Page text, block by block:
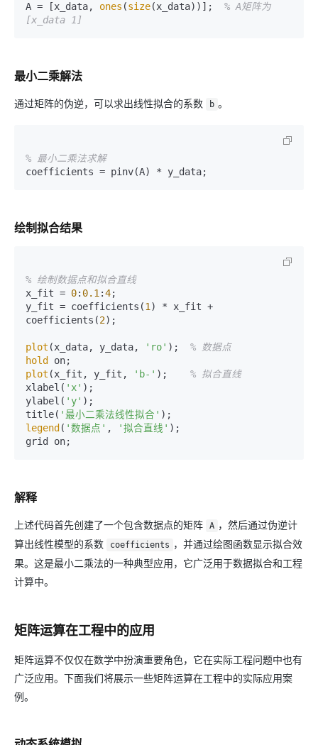
A = [x_data, ones (size(x_data))]; % A矩阵为
[x_data 1]
最小二乘解法
通过矩阵的伪逆，可以求出线性拟合的系数 b 。
% 最小二乘法求解
绘制拟合结果
% 绘制数据点和拟合直线
x_fit = 0: 0.1 :4;
y_fit = coefficients(1 ) * x_fit +
coefficients(2);
plot (x_data, y_data, 'ro' ); % 数据点
hold
plot (x_fit, y_fit, 'b-' ); % 拟合直线
xlabel( 'x' );
ylabel( 'y' );
title( '最小二乘法线性拟合'
legend ( '数据点' , '拟合直线' );
解释
上述代码首先创建了一个包含数据点的矩阵 A ，然后通过伪逆计
算出线性模型的系数
coefficients ，并通过绘图函数显示拟合效
果。这是最小二乘法的一种典型应用，它广泛用于数据拟合和工程
计算中。
矩阵运算在工程中的应用
矩阵运算不仅仅在数学中扮演重要角色，它在实际工程问题中也有
广泛应用。下面我们将展示一些矩阵运算在工程中的实际应用案
例。